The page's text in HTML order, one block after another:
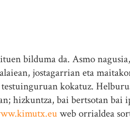
bilduma da. Asmo
jostagarrian eta
kokatuz.
hizkuntza, bai bertsotan bai
web orrialdea